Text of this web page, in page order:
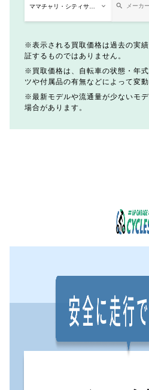
表示される買取価格は過去の実
証するものではありません。
買取価格は、自転車の状態・年
ツや付属品の有無などによって変動
最新モデルや流通量が少ないモ
場合があります。